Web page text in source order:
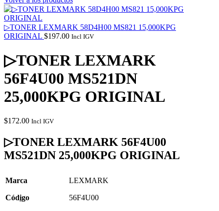
▷TONER LEXMARK 58D4H00 MS821 15,000KPG
ORIGINAL $197.00 Incl IGV
▷TONER LEXMARK
56F4U00 MS521DN
25,000KPG ORIGINAL
$172.00 Incl IGV
▷TONER LEXMARK 56F4U00
MS521DN 25,000KPG ORIGINAL
Marca LEXMARK
Código 56F4U00